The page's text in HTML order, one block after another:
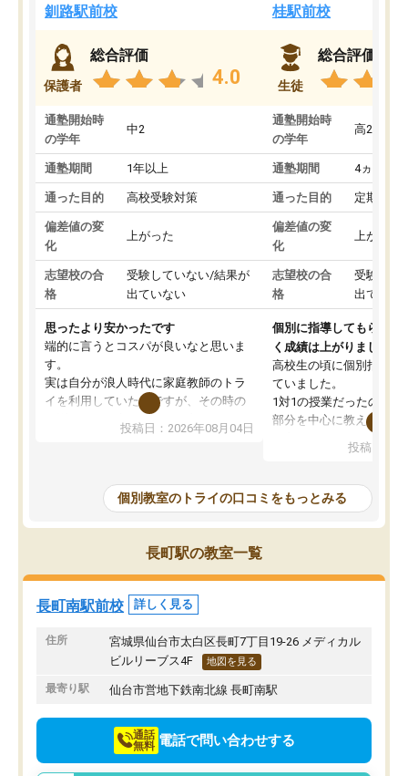
釧路駅前校
保護者
総合評価
4.0
通塾開始時
の学年
中2
通塾期間 1年以上
通った目的 高校受験対策
偏差値の変
化
上がった
志望校の合
格
受験していない/結果が
出ていない
思ったより安かったです
端的に言うとコスパが良いなと思いま
す。
実は自分が浪人時代に家庭教師のトラ
イを利用していたのですが、その時の
月謝がとても高くトライに良いイメー
ジがありませんでした。
し始めた形です。
しかし、以前とは違い料金がリーズナ
ブルでびっくりしました。
通って1年以上ですが、勉強への取り組
み方が真っすぐに変化（率先して自宅
で復習や予習をする）し成績も向上し
ています。
駅前なので送り迎えが少々負担になっ
ていますが、それを加味しても通って
損はないなと感じています。
投稿日：2026年08月04日
桂駅前校
生徒
総合評価
通塾開始時
の学年
高2
通塾期間 4ヵ月～1
通った目的 定期テス
偏差値の変
化
上がった
志望校の合
格
受験して
出ていな
個別に指導してもらえる
く成績は上がりました。
高校生の頃に個別指導の
ていました。
1対1の授業だったので、
部分を中心に教えてもら
わからないところもそ
もらえたので、勉強への
しずつなくなりました。
その結果成績も上がり、
たのを覚えています。
塾だと思います。
投稿日：
個別教室のトライの口コミをもっとみる
長町駅の教室一覧
長町南駅前校 詳しく見る
住所
宮城県仙台市太白区長町7丁目19-26 メディカル
ビルリーブス4F
地図を見る
最寄り駅 仙台市営地下鉄南北線 長町南駅
通話
無料 電話で問い合わせする